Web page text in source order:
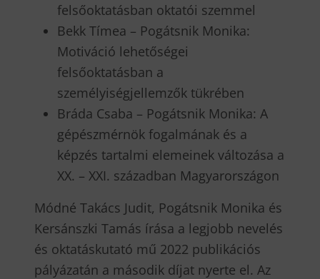
felsőoktatásban oktatói szemmel
Bekk Tímea – Pogátsnik Monika:
Motiváció lehetőségei
felsőoktatásban a
személyiségjellemzők tükrében
Bráda Csaba – Pogátsnik Monika: A
gépészmérnök fogalmának és a
képzés tartalmi elemeinek változása a
XX. – XXI. században Magyarországon
Módné Takács Judit, Pogátsnik Monika és
Kersánszki Tamás írása a legjobb nevelés
és oktatáskutató mű 2022 publikációs
pályázatán a második díjat nyerte el. Az